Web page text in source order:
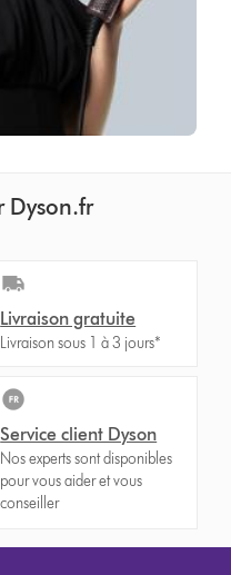
Dyson.fr
Livraison gratuite
Livraison sous 1 à 3 jours*
Service client Dyson
Nos experts sont disponibles
pour vous aider et vous
conseiller